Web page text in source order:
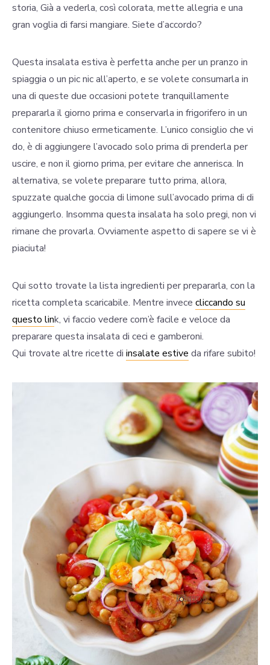
storia, Già a vederla, così colorata, mette allegria e una
gran voglia di farsi mangiare. Siete d’accordo?
Questa insalata estiva è perfetta anche per un pranzo in
spiaggia o un pic nic all’aperto, e se volete consumarla in
una di queste due occasioni potete tranquillamente
prepararla il giorno prima e conservarla in frigorifero in un
contenitore chiuso ermeticamente. L’unico consiglio che vi
do, è di aggiungere l’avocado solo prima di prenderla per
uscire, e non il giorno prima, per evitare che annerisca. In
alternativa, se volete preparare tutto prima, allora,
spuzzate qualche goccia di limone sull’avocado prima di di
aggiungerlo. Insomma questa insalata ha solo pregi, non vi
rimane che provarla. Ovviamente aspetto di sapere se vi è
piaciuta!
Qui sotto trovate la lista ingredienti per prepararla, con la
ricetta completa scaricabile. Mentre invece cliccando su
questo link, vi faccio vedere com’è facile e veloce da
preparare questa insalata di ceci e gamberoni.
Qui trovate altre ricette di insalate estive da rifare subito!